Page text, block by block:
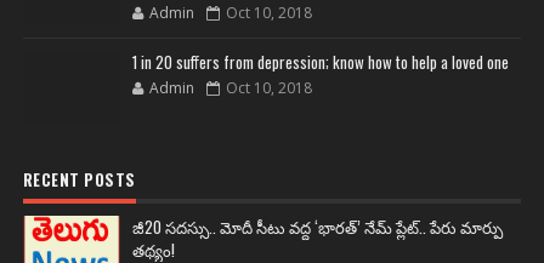
Admin Oct 10, 2018
1 in 20 suffers from depression; know how to help a loved one
Admin Oct 10, 2018
RECENT POSTS
జీ20 సదస్సు.. మోదీ సీటు వద్ద ‘భారత్’ నేమ్ ప్లేట్‌.. పేరు మార్పు
తథ్యం!